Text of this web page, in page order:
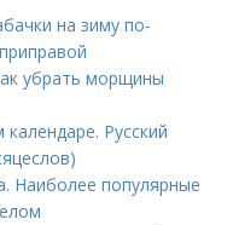
на зиму по-
убрать морщины
Русский
Наиболее популярные